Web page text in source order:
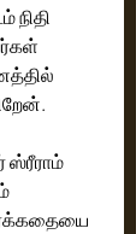
நிதி
ஸ்ரீராம்